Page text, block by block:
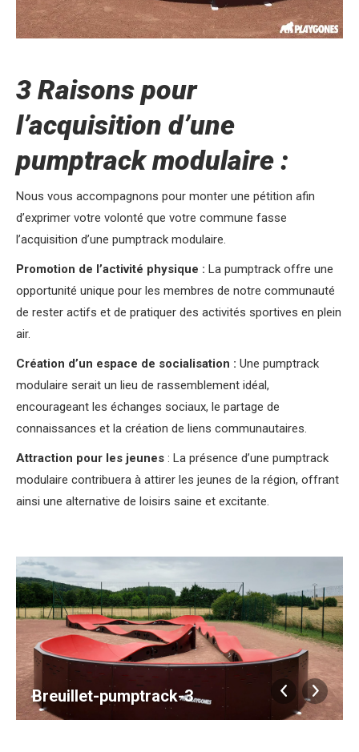
3 Raisons pour
l’acquisition d’une
pumptrack modulaire :
Nous vous accompagnons pour monter une pétition afin
d’exprimer votre volonté que votre commune fasse
l’acquisition d’une pumptrack modulaire.
Promotion de l’activité physique : La pumptrack offre une
opportunité unique pour les membres de notre communauté
de rester actifs et de pratiquer des activités sportives en plein
air.
Création d’un espace de socialisation : Une pumptrack
modulaire serait un lieu de rassemblement idéal,
encourageant les échanges sociaux, le partage de
connaissances et la création de liens communautaires.
Attraction pour les jeunes : La présence d’une pumptrack
modulaire contribuera à attirer les jeunes de la région, offrant
ainsi une alternative de loisirs saine et excitante.
Breuillet-pumptrack-3